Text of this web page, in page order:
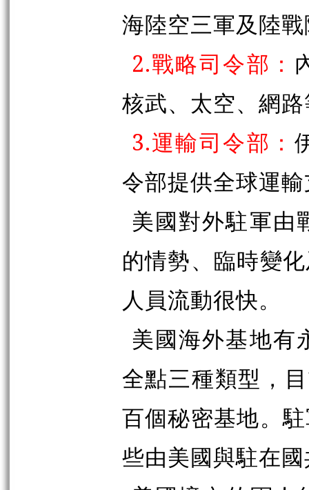
海陸空三軍及陸
2.戰略司令部：
核武、太空、網
3.運輸司令部：
令部提供全球運
美國對外駐軍由
的情勢、臨時變
人員流動很快。
美國海外基地有
全點三種類型，
百個秘密基地。
些由美國與駐在